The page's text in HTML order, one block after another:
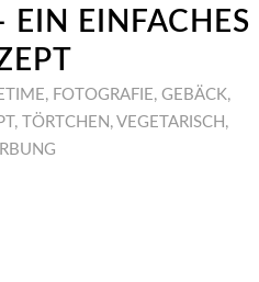
EIN EINFACHES
, FOTOGRAFIE, GEBÄCK,
, TÖRTCHEN , VEGETARISCH ,